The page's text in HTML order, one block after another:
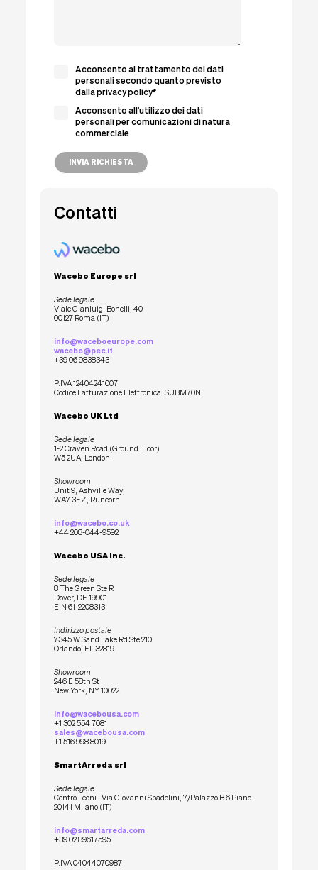
Acconsento al trattamento dei dati
personali secondo quanto previsto
dalla privacy policy*
Acconsento all'utilizzo dei dati
personali per comunicazioni di natura
commerciale
INVIA RICHIESTA
Contatti
Wacebo Europe srl
Sede legale
Viale Gianluigi Bonelli, 40
00127 Roma (IT)
info@waceboeurope.com
wacebo@pec.it
+39 06 98383431
P.IVA 12404241007
Codice Fatturazione Elettronica: SUBM70N
Wacebo UK Ltd
Sede legale
1-2 Craven Road (Ground Floor)
W5 2UA, London
Showroom
Unit 9, Ashville Way,
WA7 3EZ, Runcorn
info@wacebo.co.uk
+44 208-044-9592
Wacebo USA Inc.
Sede legale
8 The Green Ste R
Dover, DE 19901
EIN 61-2208313
Indirizzo postale
7345 W Sand Lake Rd Ste 210
Orlando, FL 32819
Showroom
246 E 58th St
New York, NY 10022
info@wacebousa.com
+1 302 554 7081
sales@wacebousa.com
+1 516 998 8019
SmartArreda srl
Sede legale
Centro Leoni | Via Giovanni Spadolini, 7/Palazzo B 6 Piano
20141 Milano (IT)
info@smartarreda.com
+39 02 89617595
P.IVA 04044070987